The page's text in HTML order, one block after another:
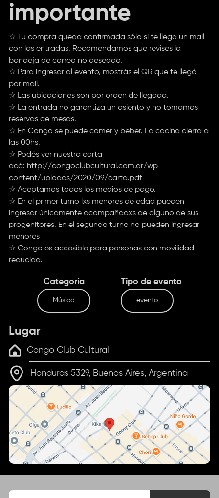
importante
☆ Tu compra queda confirmada sólo si te llega un mail
con las entradas. Recomendamos que revises la
bandeja de correo no deseado.
☆ Para ingresar al evento, mostrás el QR que te llegó
por mail.
☆ Las ubicaciones son por orden de llegada.
☆ La entrada no garantiza un asiento y no tomamos
reservas de mesas.
☆ En Congo se puede comer y beber. La cocina cierra a
las 00hs.
☆ Podés ver nuestra carta
acá: http://congoclubcultural.com.ar/wp-
content/uploads/2020/09/carta.pdf
☆ Aceptamos todos los medios de pago.
☆ En el primer turno lxs menores de edad pueden
ingresar únicamente acompañadxs de alguno de sus
progenitores. En el segundo turno no pueden ingresar
menores
☆ Congo es accesible para personas con movilidad
reducida.
Categoría
Música
Tipo de evento
evento
Lugar
Congo Club Cultural
Honduras 5329, Buenos Aires, Argentina